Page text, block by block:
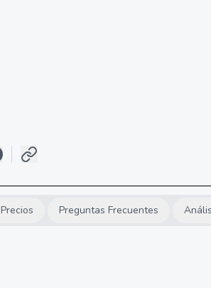
Precios Preguntas Frecuentes